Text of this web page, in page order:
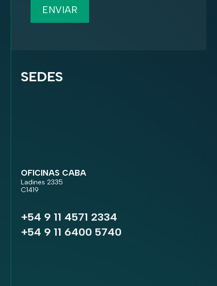
ENVIAR
SEDES
OFICINAS CABA
Ladines 2335
C1419
+54 9 11 4571 2334
+54 9 11 6400 5740